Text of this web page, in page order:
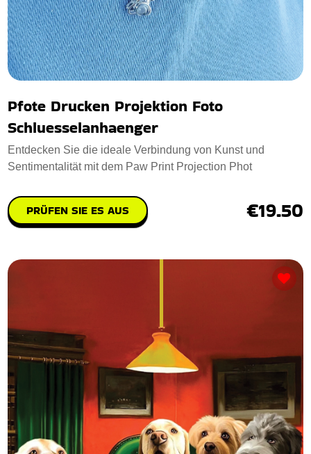
Pfote Drucken Projektion Foto
Schluesselanhaenger
Entdecken Sie die ideale Verbindung von Kunst und
Sentimentalität mit dem Paw Print Projection Phot
PRÜFEN SIE ES AUS €19.50